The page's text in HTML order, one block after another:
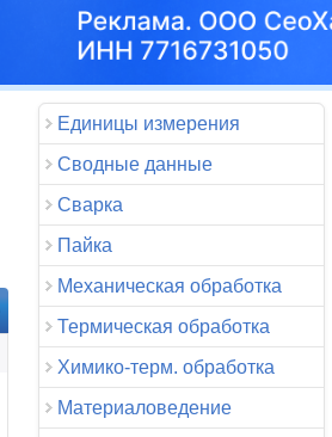
Единицы измерения
Сводные данные
Сварка
Пайка
Механическая обработка
Термическая обработка
Химико-терм. обработка
Материаловедение